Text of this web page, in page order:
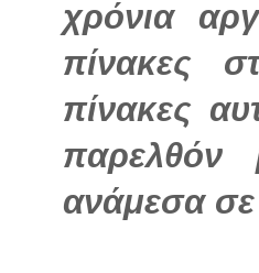
χρόνια
πίνακες
πίνακες
ανάμεσα σε